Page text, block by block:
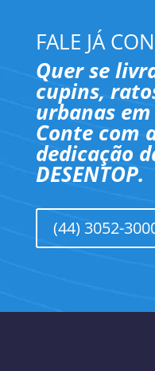
FALE JÁ
Quer se
cupins,
urbanas
Conte com
dedicação
DESENTOP.
(44) 3052-